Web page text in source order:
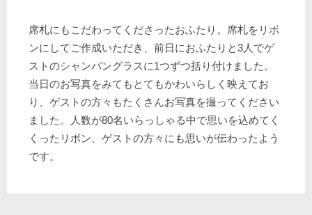
席札にもこだわってくださったおふたり。席札をリボ
ンにしてご作成いただき、前日におふたりと3人でゲ
ストのシャンパングラスに1つずつ括り付けました。
当日のお写真をみてもとてもかわいらしく映えてお
り、ゲストの方々もたくさんお写真を撮ってください
ました。人数が80名いらっしゃる中で思いを込めてく
くったリボン、ゲストの方々にも思いが伝わったよう
です。